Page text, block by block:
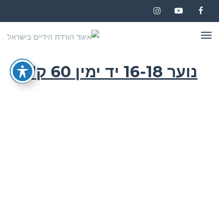
Facebook
YouTube
Instagram
תפריט
נוער 16-18 יד ימין 60 ק"ג